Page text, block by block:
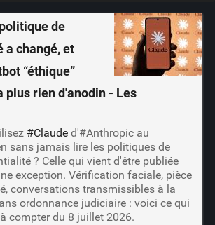
de
changé, et
“éthique”
plus rien d'anodin - Les
#Clauded'#Anthropic au
sans jamais lire les politiques de
? Celle qui vient d'être publiée
exception. Vérification faciale, pièce
conversations transmissibles à la
ordonnance judiciaire : voici ce qui
compter du 8 juillet 2026.